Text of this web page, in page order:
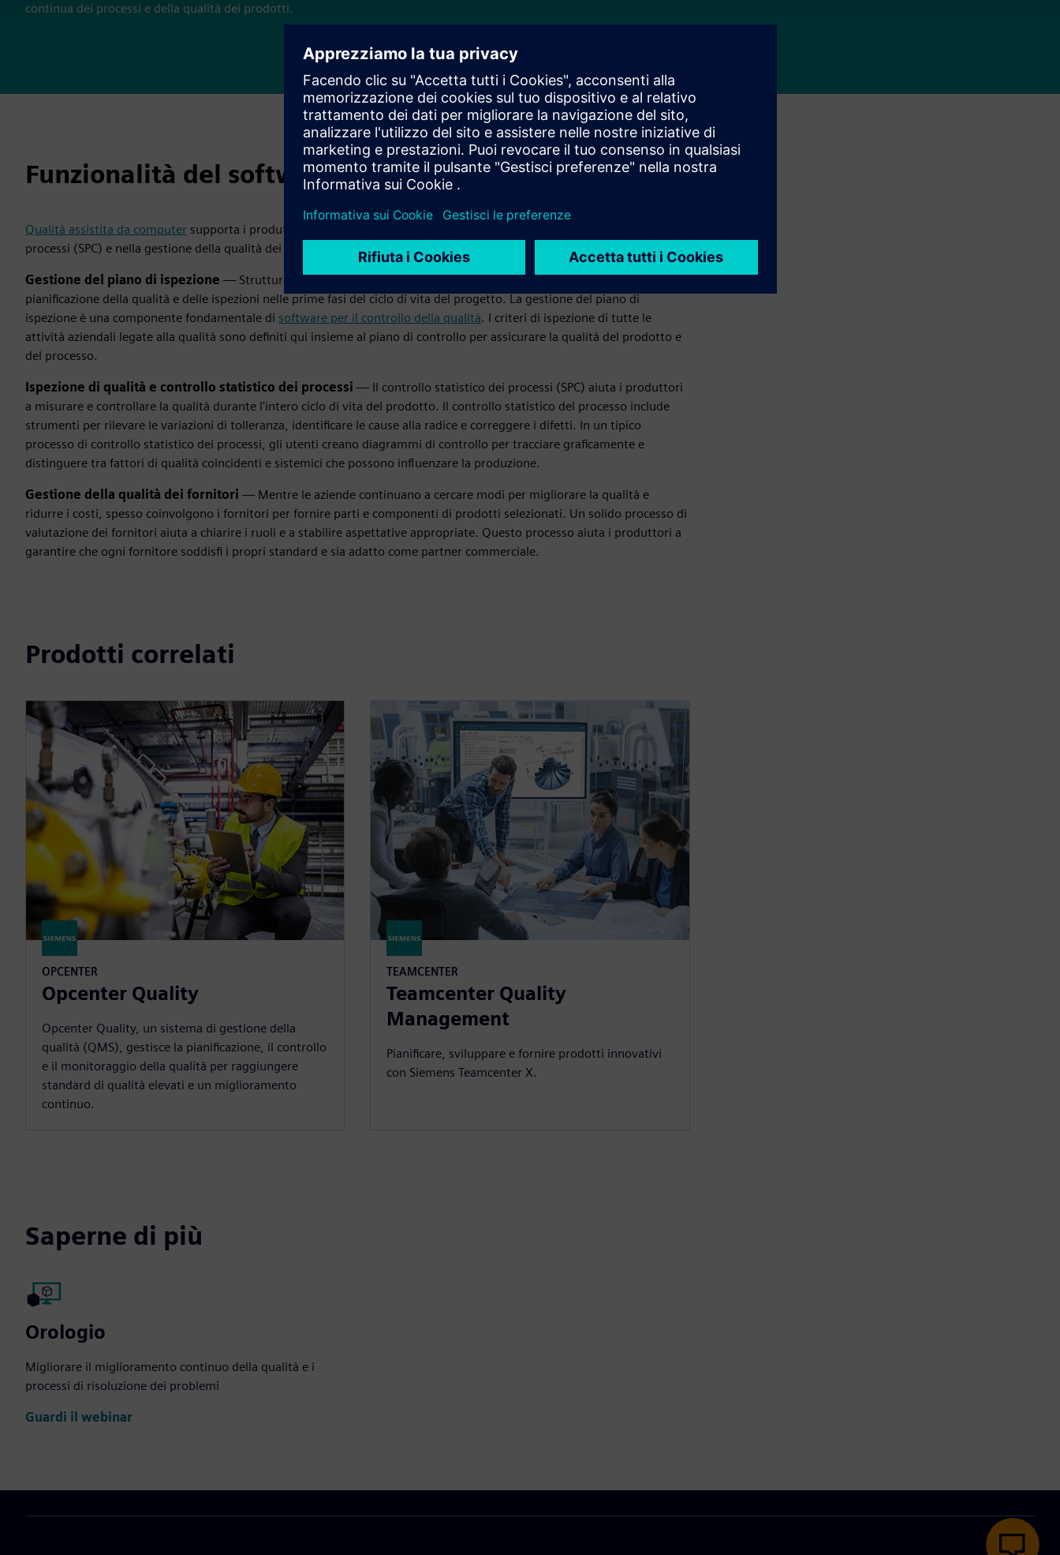
continua dei processi e della qualità dei prodotti.
Funzionalità del software FAQ
Qualità assistita da computer supporta i produttori nella gestione dei piani di ispezione, nel controllo statistico dei
processi (SPC) e nella gestione della qualità dei fornitori. Nello specifico:
Gestione del piano di ispezione— Strutture complesse di processi, prodotti e fornitori richiedono un'efficace
pianificazione della qualità e delle ispezioni nelle prime fasi del ciclo di vita del progetto. La gestione del piano di
ispezione è una componente fondamentale di software per il controllo della qualità. I criteri di ispezione di tutte le
attività aziendali legate alla qualità sono definiti qui insieme al piano di controllo per assicurare la qualità del prodotto e
del processo.
Ispezione di qualità e controllo statistico dei processi— Il controllo statistico dei processi (SPC) aiuta i produttori
a misurare e controllare la qualità durante l'intero ciclo di vita del prodotto. Il controllo statistico del processo include
strumenti per rilevare le variazioni di tolleranza, identificare le cause alla radice e correggere i difetti. In un tipico
processo di controllo statistico dei processi, gli utenti creano diagrammi di controllo per tracciare graficamente e
distinguere tra fattori di qualità coincidenti e sistemici che possono influenzare la produzione.
Gestione della qualità dei fornitori— Mentre le aziende continuano a cercare modi per migliorare la qualità e
ridurre i costi, spesso coinvolgono i fornitori per fornire parti e componenti di prodotti selezionati. Un solido processo di
valutazione dei fornitori aiuta a chiarire i ruoli e a stabilire aspettative appropriate. Questo processo aiuta i produttori a
garantire che ogni fornitore soddisfi i propri standard e sia adatto come partner commerciale.
Prodotti correlati
OPCENTER
Opcenter Quality
Opcenter Quality, un sistema di gestione della
qualità (QMS), gestisce la pianificazione, il controllo
e il monitoraggio della qualità per raggiungere
standard di qualità elevati e un miglioramento
continuo.
TEAMCENTER
Teamcenter Quality
Management
Pianificare, sviluppare e fornire prodotti innovativi
con Siemens Teamcenter X.
Saperne di più
Orologio
Migliorare il miglioramento continuo della qualità e i
processi di risoluzione dei problemi
Guardi il webinar